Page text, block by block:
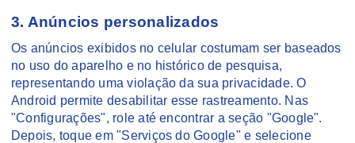
3. Anúncios personalizados
Os anúncios exibidos no celular costumam ser baseados
no uso do aparelho e no histórico de pesquisa,
representando uma violação da sua privacidade. O
Android permite desabilitar esse rastreamento. Nas
"Configurações", role até encontrar a seção "Google".
Depois, toque em "Serviços do Google" e selecione